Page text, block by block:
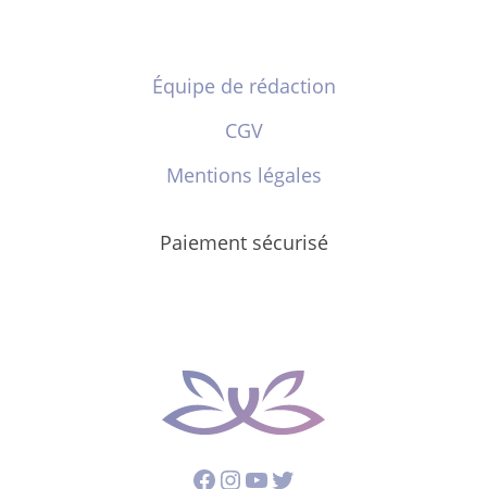
Équipe de rédaction
CGV
Mentions légales
Paiement sécurisé
Facebook
Instagram
YouTube
Twitter